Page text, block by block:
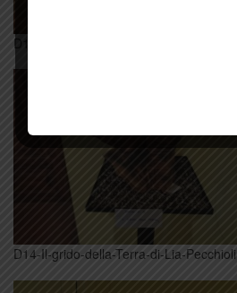
D13-Gaia-di-Giuliana-Baldi
D14-Il-grido-della-Terra-di-Lia-Pecchioli